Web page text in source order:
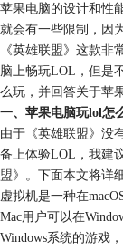
苹果电脑的设计和性
就会有一些限制，因
《英雄联盟》这款
脑上畅玩LOL，但是
么玩，并回答关于苹
一、苹果电脑玩lol怎
由于《英雄联盟》没
备上体验LOL，我建
盟》。下面本文将详
虚拟机是一种在
Mac用户可以在
Windows系统的游戏